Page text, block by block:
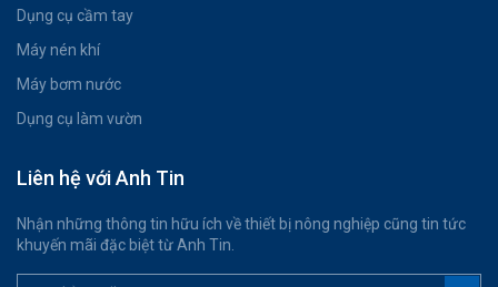
Dụng cụ cầm tay
Máy nén khí
Máy bơm nước
Dụng cụ làm vườn
Liên hệ với Anh Tin
Nhận những thông tin hữu ích về thiết bị nông nghiệp cũng tin tức
khuyến mãi đặc biệt từ Anh Tin.